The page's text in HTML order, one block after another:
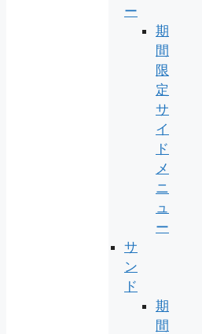
ー
期
間
限
定
サ
イ
ド
メ
ニ
ュ
ー
サ
ン
ド
期
間